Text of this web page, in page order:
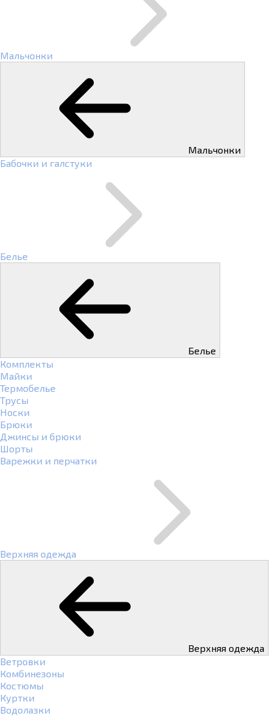
Мальчонки
Мальчонки
Бабочки и галстуки
Белье
Белье
Комплекты
Майки
Термобелье
Трусы
Носки
Брюки
Джинсы и брюки
Шорты
Варежки и перчатки
Верхняя одежда
Верхняя одежда
Ветровки
Комбинезоны
Костюмы
Куртки
Водолазки